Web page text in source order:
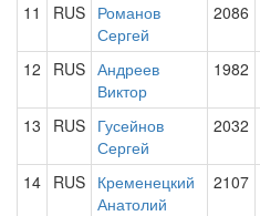
11 RUS Романов
Сергей
2086
12 RUS Андреев
Виктор
1982
13 RUS Гусейнов
Сергей
2032
14 RUS Кременецкий
Анатолий
2107